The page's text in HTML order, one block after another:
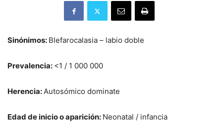
Sinónimos: Blefarocalasia – labio doble
Prevalencia: <1 / 1 000 000
Herencia:Autosómico dominate
Edad de inicio o aparición: Neonatal / infancia